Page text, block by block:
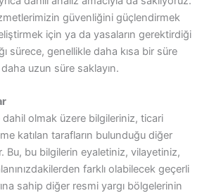
güvenliğini güçlendirmek
için ya da yasaların gerektirdiği
sürece, genellikle daha kısa bir süre
uzun süre saklayın.
olmak üzere bilgileriniz, ticari
katılan tarafların bulunduğu diğer
Bu, bu bilgilerin eyaletiniz, vilayetiniz,
farklı olabilecek geçerli
sahip diğer resmi yargı bölgelerinin